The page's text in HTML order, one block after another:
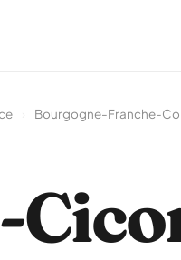
Bourgogne-Franche-